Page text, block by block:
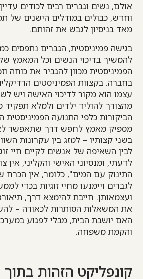
אולם, נשים וגברים רבים לכודים
וחדש, כבולים במודלים הישנים של
מאד בניסיון לגבש את זהותם.
בגישה פמיניסטית, הגברים נתפסים
להמשיך בדיכוי הנשים וכל המאמץ
הפמיניסטית מכוון להגביר את כוחה
בחברה. בקצוות הפמיניסטים
עצמו הוא מקור לדיכוי האישה ויש
מהצורך להוליד ילדים ולמלא
הביקורות כלפי התנועה הפמיניסטית
מספיק מאמץ לחפש דרך שתאפשר
בשני קצותיו – למזג בין עקרונות
לבין השאיפה של אנשים לקיים חיי
לדעתי, ומנסיוני האישי והקליני,
התינוק עם המים", כלומר, אין הכרח
לגברים ויימנעו מחיי זוגיות בכדי
ועצמאותן. חייבת להימצא דרך,
את המשאלות הסותרות לכאורה –
האם יושבת הבית, מבלי לפגוע
והקמת משפחה.
קונפליקט הזהות בתוך